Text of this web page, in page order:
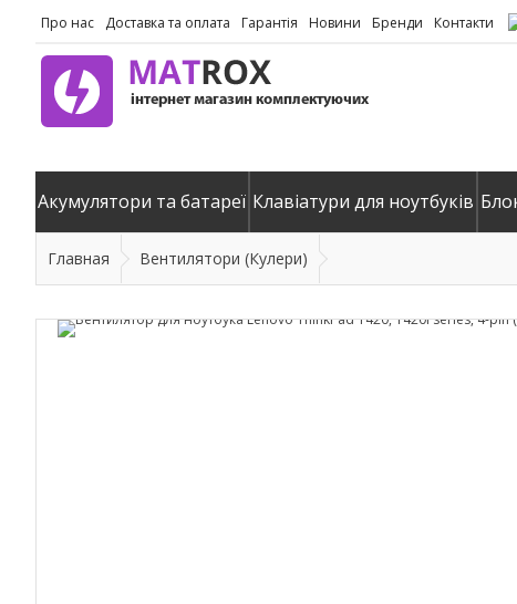
Про нас Доставка та оплата Гарантія Новини Бренди Контакти
Акумулятори та батареї Клавіатури для ноутбуків
Главная Вентилятори (Кулери)